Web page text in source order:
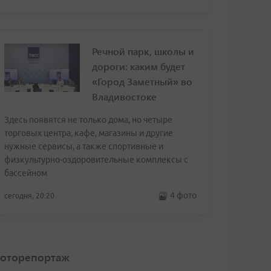
Речной парк, школы и
дороги: каким будет
«Город Заметный» во
Владивостоке
Здесь появятся не только дома, но четыре
торговых центра, кафе, магазины и другие
нужные сервисы, а также спортивные и
физкультурно-оздоровительные комплексы с
бассейном
сегодня, 20:20 4 фото